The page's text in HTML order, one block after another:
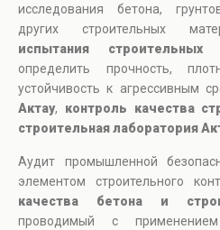
исследования бетона,
других строительных
испытания строительных
определить прочность,
устойчивость к агрессивным
Актау, контроль качества
строительная лаборатория
Аудит промышленной
элементом строительного
качества бетона и
проводимый с